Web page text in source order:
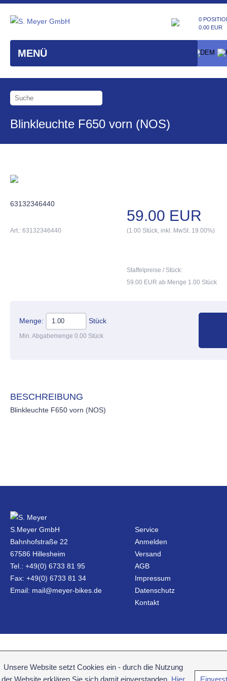
MENÜ
0
0.00 EUR
Blinkleuchte F650 vorn (NOS)
63132346440
59.00 EUR
Art.: 63132346440 (1.00 Stück, inkl. MwSt. 19.00%)
Staffelpreise / Stück:
59.00 EUR ab Menge 1.00 Stück
Menge: Stück
Min. Abgabemenge 0.00 Stück
BESCHREIBUNG
Blinkleuchte F650 vorn (NOS)
S.Meyer GmbH
Bahnhofstraße 22
67586 Hillesheim
Tel.: +49(0) 6733 81 95
Fax: +49(0) 6733 81 34
Email: mail@meyer-bikes.de
Service
Anmelden
Versand
AGB
Impressum
Datenschutz
Kontakt
Unsere Website setzt Cookies ein - durch die Nutzung
der Website erklären Sie sich damit einverstanden. Hier